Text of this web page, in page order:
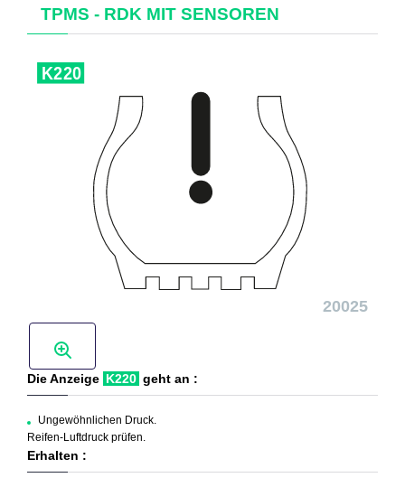
TPMS - RDK MIT SENSOREN
Die Anzeige K220 geht an :
Ungewöhnlichen Druck.
Reifen-Luftdruck prüfen.
Erhalten :